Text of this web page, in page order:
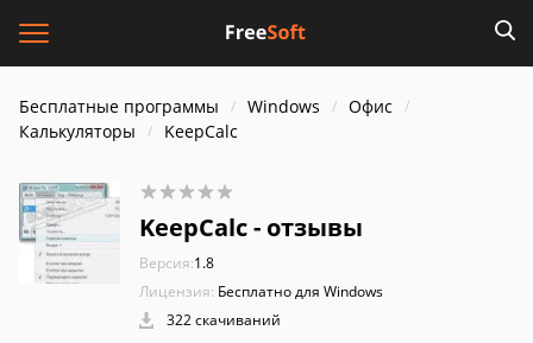
Бесплатные программы Windows
Офис
Калькуляторы
KeepCalc
KeepCalc - отзывы
Версия:1.8
Лицензия: Бесплатно для Windows
322 скачиваний